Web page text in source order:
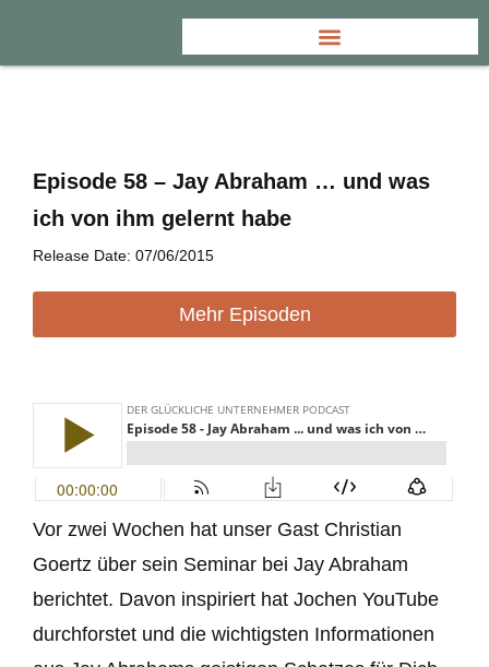
Episode 58 – Jay Abraham … und was
ich von ihm gelernt habe
Release Date: 07/06/2015
Mehr Episoden
Vor zwei Wochen hat unser Gast Christian
Goertz über sein Seminar bei Jay Abraham
berichtet. Davon inspiriert hat Jochen YouTube
durchforstet und die wichtigsten Informationen